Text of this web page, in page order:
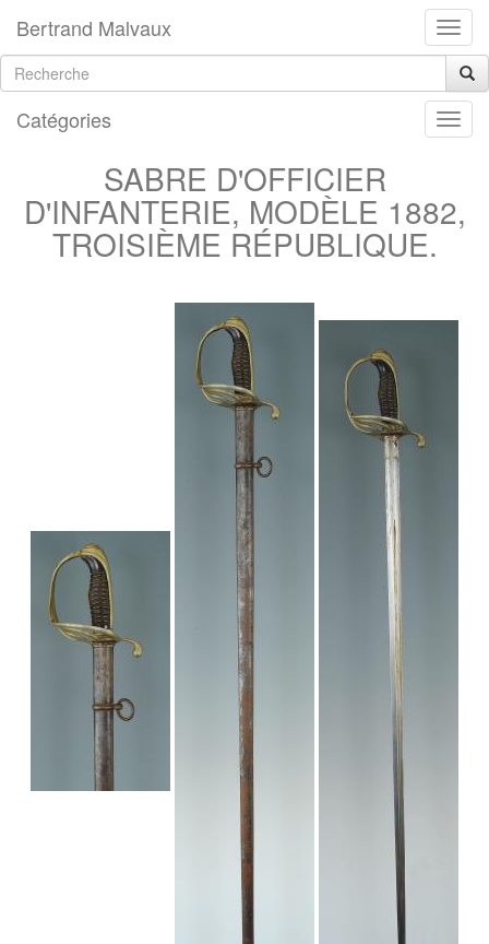
Bertrand Malvaux
Catégories
SABRE D'OFFICIER
D'INFANTERIE, MODÈLE 1882,
TROISIÈME RÉPUBLIQUE.